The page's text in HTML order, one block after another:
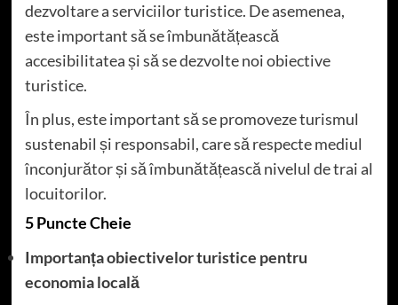
dezvoltare a serviciilor turistice. De asemenea,
este important să se îmbunătățească
accesibilitatea și să se dezvolte noi obiective
turistice.
În plus, este important să se promoveze turismul
sustenabil și responsabil, care să respecte mediul
înconjurător și să îmbunătățească nivelul de trai al
locuitorilor.
5 Puncte Cheie
Importanța obiectivelor turistice pentru
economia locală